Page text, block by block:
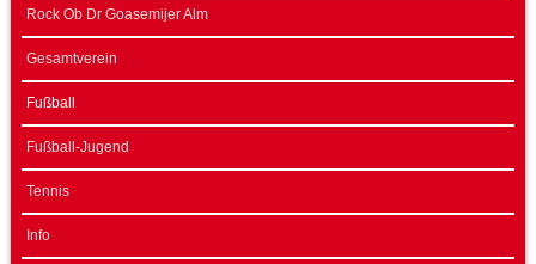
Rock Ob Dr Goasemijer Alm
Gesamtverein
Fußball
Fußball-Jugend
Tennis
Info